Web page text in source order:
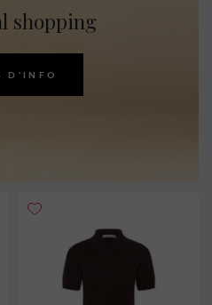
shopping
D'INFO